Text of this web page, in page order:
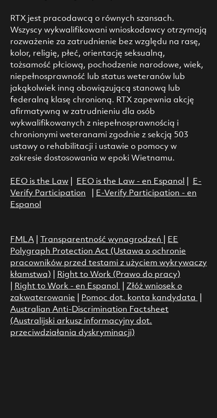
RTX jest pracodawcą o równych szansach.
Wszyscy wykwalifikowani wnioskodawcy otrzymają
rozważenie za zatrudnienie bez względu na rasę,
kolor, religię, płeć, orientację seksualną,
tożsamość płciową, pochodzenie narodowe, wiek,
niepełnosprawność lub status weteranów lub
jakąkolwiek inną obowiązującą stanową lub
federalną klasę chronioną. RTX zapewnia akcję
afirmatywną w zatrudnieniu dla osób
wykwalifikowanych z niepełnosprawnością i
chronionymi weteranami zgodnie z sekcją 503
ustawy o rehabilitacji i ustawie o pomocy w
zakresie dostosowania w epoki Wietnamu.
EEO is the Law| EEO is the Law - en Espanol
E-
Verify Participation
E-Verify Participation - en
Espanol
FMLA| Transparentność wynagrodzeń
EE
Polygraph Protection Act (Ustawa o ochronie
pracowników przed testami z użyciem wykrywaczy
kłamstwa)
Right to Work (Prawo do pracy)
Right to Work - en Espanol
Złóż wniosek o
zakwaterowanie
Pomoc dot. konta kandydata
Australian Anti-Discrimination Factsheet
(Australijski arkusz informacyjny dot.
przeciwdziałania dyskryminacji)